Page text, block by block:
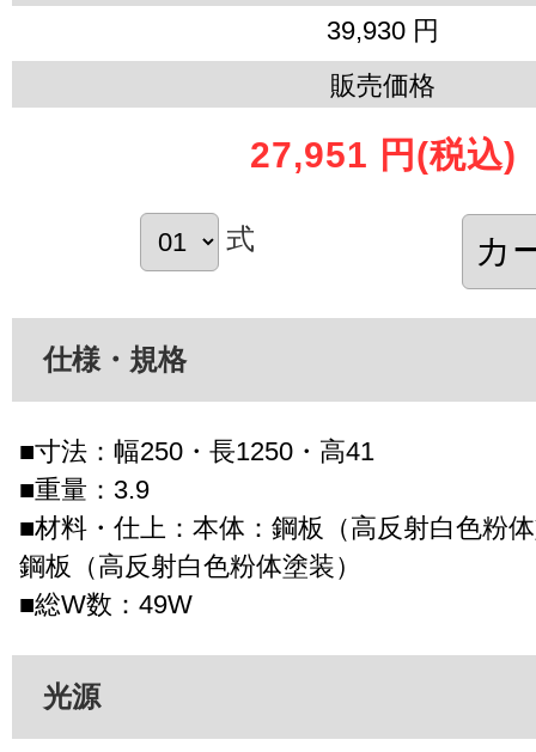
39,930 円
販売価格
27,951 円 (税込)
式
仕様・規格
■寸法：幅250・長1250・高41
■重量：3.9
■材料・仕上：本体：鋼板（高反射白色粉
鋼板（高反射白色粉体塗装）
■総W数：49W
光源